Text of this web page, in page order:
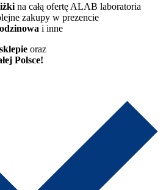
na całą ofertę ALAB laboratoria
zakupy w prezencie
i inne
oraz
Polsce!